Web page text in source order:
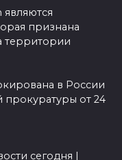
признана
территории
в России
от 24
сегодня |